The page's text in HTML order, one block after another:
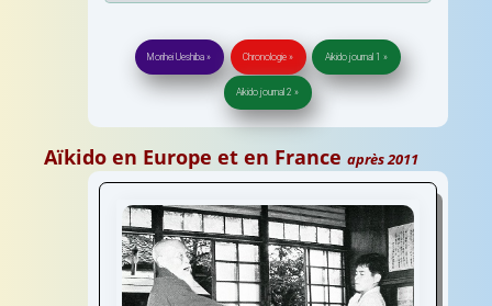
Morihei Ueshiba » Chronologie » Aikido journal 1 »
Aikido journal 2 »
Aïkido en Europe et en France après 2011